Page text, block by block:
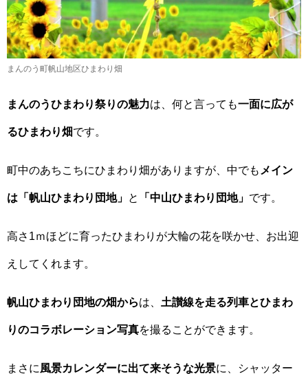
まんのう町帆山地区ひまわり畑
まんのうひまわり祭りの魅力は、何と言っても一面に広が
るひまわり畑です。
町中のあちこちにひまわり畑がありますが、中でも メイン
は「帆山ひまわり団地」 と 「中山ひまわり団地」 です。
高さ1ｍほどに育ったひまわりが大輪の花を咲かせ、お出迎
えしてくれます。
帆山ひまわり団地の畑からは、 土讃線を走る列車とひまわ
りのコラボレーション写真を撮ることができます。
まさに 風景カレンダーに出て来そうな光景に、シャッター